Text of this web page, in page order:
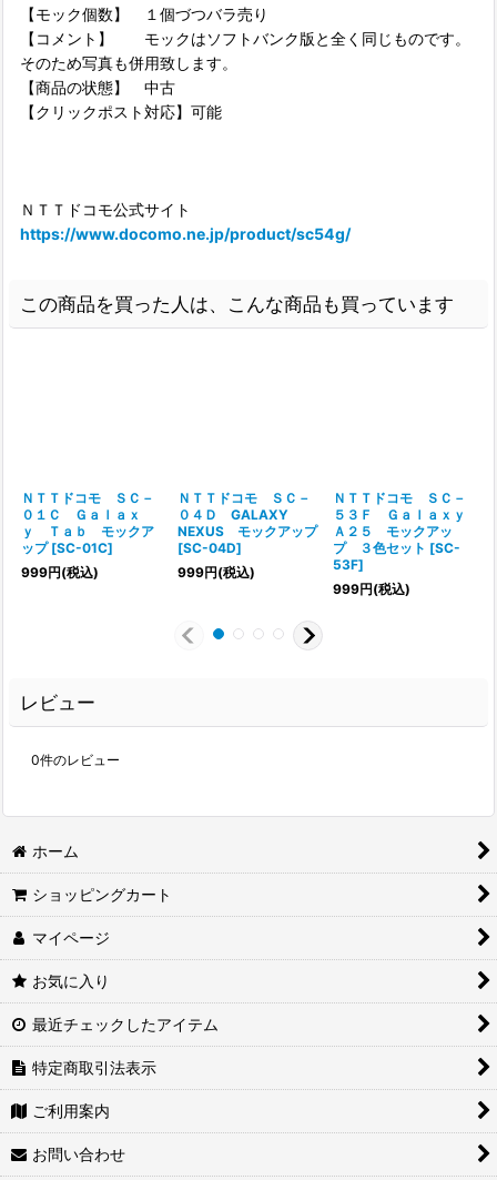
【モック個数】 １個づつバラ売り
【コメント】 モックはソフトバンク版と全く同じものです。
そのため写真も併用致します。
【商品の状態】 中古
【クリックポスト対応】可能
ＮＴＴドコモ公式サイト
https://www.docomo.ne.jp/product/sc54g/
この商品を買った人は、こんな商品も買っています
ＮＴＴドコモ ＳＣ－
０１Ｃ Ｇａｌａｘ
ｙ Ｔａｂ モックア
ップ [SC-01C]
999円(税込)
ＮＴＴドコモ ＳＣ－
０４Ｄ GALAXY
NEXUS モックアップ
[SC-04D]
999円(税込)
ＮＴＴドコモ ＳＣ－
５３Ｆ Ｇａｌａｘｙ
Ａ２５ モックアッ
プ ３色セット [SC-
53F]
999円(税込)
レビュー
0件のレビュー
ホーム
ショッピングカート
マイページ
お気に入り
最近チェックしたアイテム
特定商取引法表示
ご利用案内
お問い合わせ